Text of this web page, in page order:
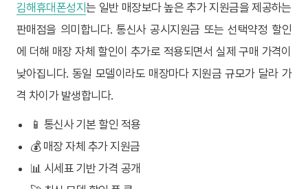
김해휴대폰성지는 일반 매장보다 높은 추가 지원금을 제공하는
판매점을 의미합니다. 통신사 공시지원금 또는 선택약정 할인
에 더해 매장 자체 할인이 추가로 적용되면서 실제 구매 가격이
낮아집니다. 동일 모델이라도 매장마다 지원금 규모가 달라 가
격 차이가 발생합니다.
📱 통신사 기본 할인 적용
💰 매장 자체 추가 지원금
📊 시세표 기반 가격 공개